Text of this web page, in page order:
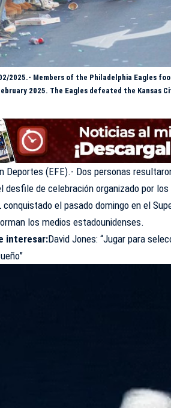
2025.- Members of the Philadelphia Eagles
2025. The Eagles defeated the Kansas
Deportes (EFE).- Dos personas
desfile de celebración organizado por
conquistado el pasado domingo en el
los medios estadounidenses.
interesar:David Jones: “Jugar para